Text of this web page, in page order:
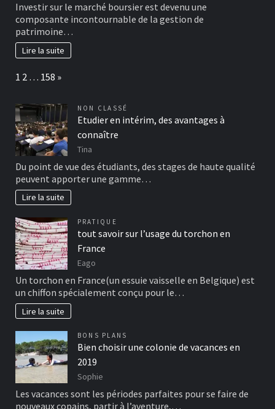
Investir sur le marché boursier est devenu une
composante incontournable de la gestion de
patrimoine…
Lire la suite
Page:
1 2 … 158 Next
»
NON CLASSÉ
Etudier en intérim, des avantages à
connaître
Tina
Du point de vue des étudiants, des stages de haute qualité
peuvent apporter une gamme…
Lire la suite
PRATIQUE
tout savoir sur l’usage du torchon en
France
Eago
Un torchon en France(un essuie vaisselle en Belgique) est
un chiffon spécialement conçu pour le…
Lire la suite
BONS PLANS
Bien choisir une colonie de vacances en
2019
Sophie
Les vacances sont les périodes parfaites pour se faire de
nouveaux copains, partir à l’aventure,…